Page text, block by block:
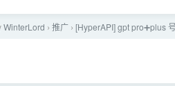
WinterLord › 推广 › [HyperAPI] gpt pro➕plus